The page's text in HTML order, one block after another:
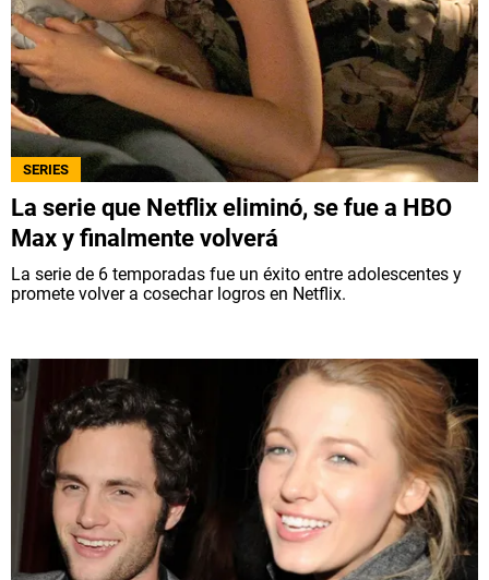
Bolavip, al igual que Futbol Sites, es una
compañía perteneciente a Better Collective.
Todos los derechos reservados.
SERIES
La serie que Netflix eliminó, se fue a HBO
Max y finalmente volverá
La serie de 6 temporadas fue un éxito entre adolescentes y
promete volver a cosechar logros en Netflix.